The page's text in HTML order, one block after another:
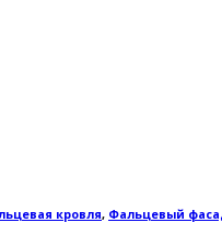
кровля, Фальцевый